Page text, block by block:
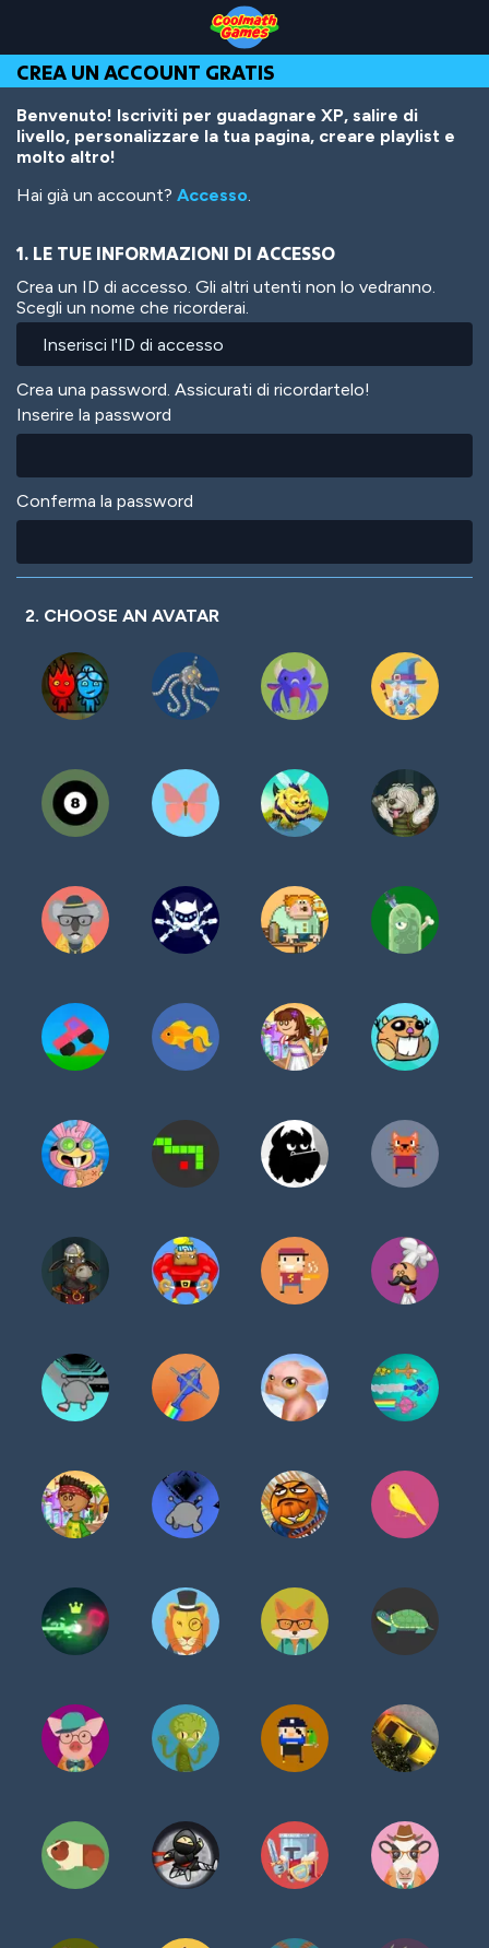
Top
of
Page
Navigation
Main
Content
Footer
contenuto
principale
CREA UN ACCOUNT GRATIS
Benvenuto! Iscriviti per guadagnare XP, salire di
livello, personalizzare la tua pagina, creare playlist e
molto altro!
Hai già un account? Accesso.
1. LE TUE INFORMAZIONI DI ACCESSO
Crea un ID di accesso. Gli altri utenti non lo vedranno.
Scegli un nome che ricorderai.
Crea una password. Assicurati di ricordartelo!
Inserire la password
Conferma la password
2. CHOOSE AN AVATAR